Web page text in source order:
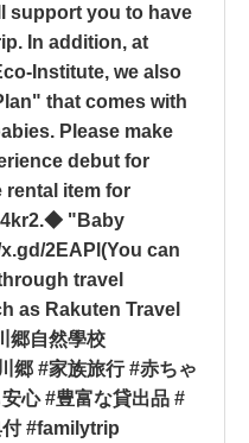
support you to have
In addition, at
Institute, we also
that comes with
Please make
debut for
item for
"Baby
2EAPl(You can
travel
as Rakuten Travel
郷自然學校
#家族旅行 #赤ちゃ
心 #豊富な貸出品 #
付 #familytrip